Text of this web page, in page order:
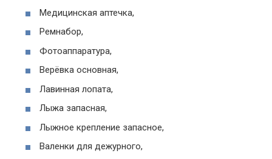
Медицинская аптечка,
Ремнабор,
Фотоаппаратура,
Верёвка основная,
Лавинная лопата,
Лыжа запасная,
Лыжное крепление запасное,
Валенки для дежурного,